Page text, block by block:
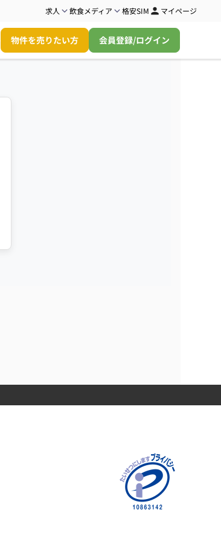
求人 飲食メディア 格安SIM マイページ
物件を売りたい方 会員登録/ログイン